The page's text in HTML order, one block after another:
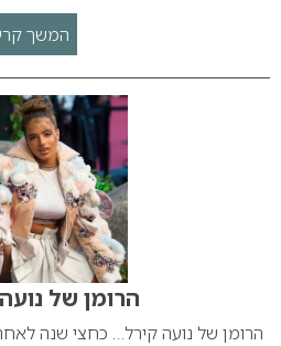
המשך
הרומן של
הרומן של נועה קירל… כחצי שנה